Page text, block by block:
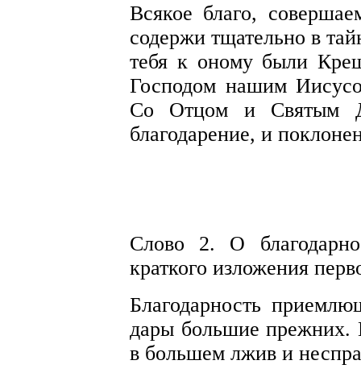
Всякое благо,
содержи тщательно в
тебя к оному были
Господом нашим
Со Отцом и Святым
благодарение, и
Слово 2. О
краткого изложения
Благодарность
дары большие прежних.
в большем лжив и